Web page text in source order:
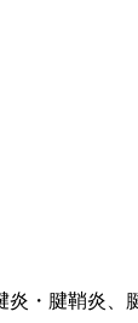
・腱鞘炎